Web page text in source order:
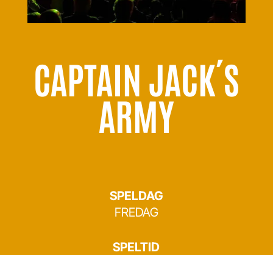
CAPTAIN JACK´S
ARMY
SPELDAG
FREDAG
SPELTID